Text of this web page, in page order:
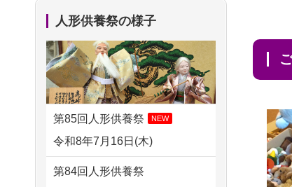
2026/07/31 17:28
栃木県の方からお申込み
2026/07/31 12:32
東京都の方からお申込み
2026/07/31 10:29
京都市の方からお申込み
人形をきちんと供養してくだ
2026/07/15 子供の頃から可愛
がってきた七段飾りの雛人形
2026/07/15 お客様の声を読
りの雛人形を処分したいので
すが 母親が高齢...
2024/01/13剥製の供養・処分
をお願いできますか？
が？
人形供養祭の様子
第85回人形供養祭 NEW
令和8年7月16日(木)
第84回人形供養祭